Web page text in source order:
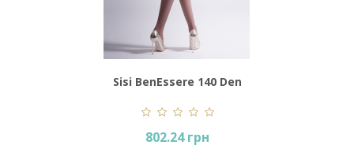
Sisi BenEssere 140 Den
802.24 грн